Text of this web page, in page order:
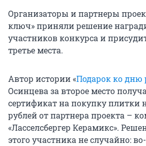
Организаторы и партнеры
ключ» приняли решение
участников конкурса и
третье места.
Автор истории «Подарок ко дню
Осинцева за второе место
сертификат на покупку плитки
рублей от партнера проекта –
«Ласселсбергер Керамикс».
этого участника не случайно: